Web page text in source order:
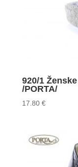
920/1
/PORTA/
17.80 €